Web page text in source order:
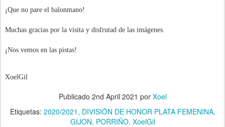
¡Que no pare el balonmano!
Muchas gracias por la visita y disfrutad de las imágenes.
¡Nos vemos en las pistas!
XoelGil
Publicado 2nd April 2021 por Xoel
Etiquetas: 2020/2021 DIVISIÖN DE HONOR PLATA FEMENINA
GIJON PORRIÑO XoelGil